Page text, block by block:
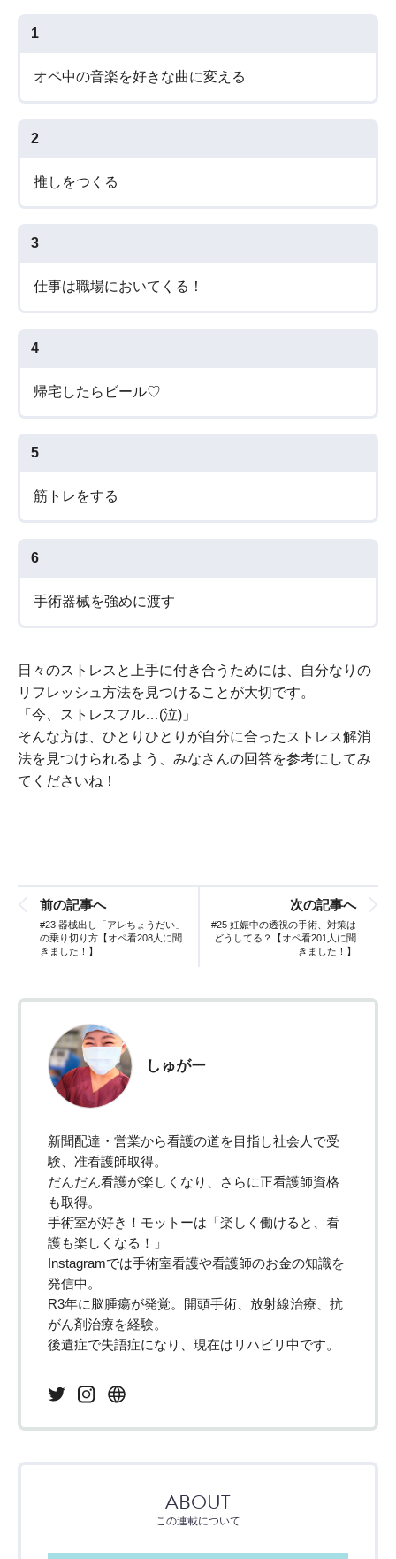
1
オペ中の音楽を好きな曲に変える
2
推しをつくる
3
仕事は職場においてくる！
4
帰宅したらビール♡
5
筋トレをする
6
手術器械を強めに渡す
日々のストレスと上手に付き合うためには、自分なりの
リフレッシュ方法を見つけることが大切です。
「今、ストレスフル…(泣)」
そんな方は、ひとりひとりが自分に合ったストレス解消
法を見つけられるよう、みなさんの回答を参考にしてみ
てくださいね！
前の記事へ
#23 器械出し「アレちょうだい」
の乗り切り方【オペ看208人に聞
きました！】
次の記事へ
#25 妊娠中の透視の手術、対策は
どうしてる？【オペ看201人に聞
きました！】
しゅがー
新聞配達・営業から看護の道を目指し社会人で受
験、准看護師取得。
だんだん看護が楽しくなり、さらに正看護師資格
も取得。
手術室が好き！モットーは「楽しく働けると、看
護も楽しくなる！」
Instagramでは手術室看護や看護師のお金の知識を
発信中。
R3年に脳腫瘍が発覚。開頭手術、放射線治療、抗
がん剤治療を経験。
後遺症で失語症になり、現在はリハビリ中です。
ABOUT
この連載について